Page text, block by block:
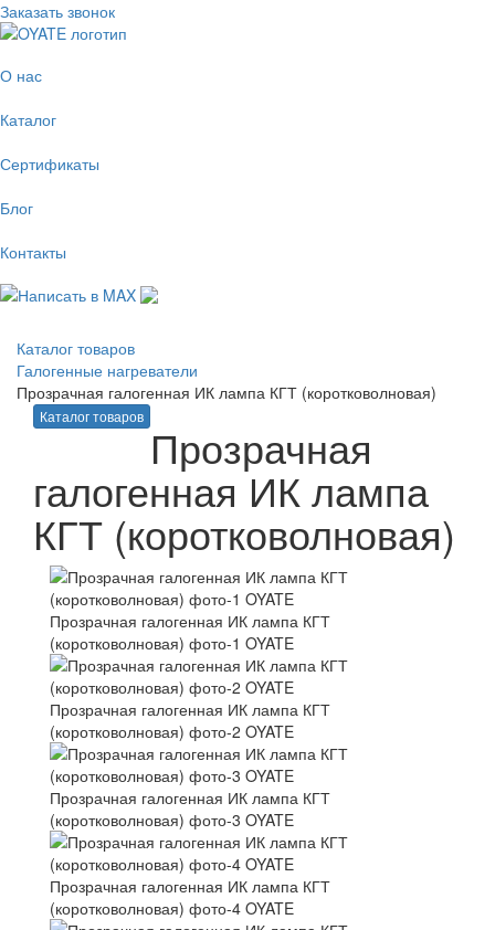
Заказать звонок
О нас
Каталог
Сертификаты
Блог
Контакты
Каталог товаров
Галогенные нагреватели
Прозрачная галогенная ИК лампа КГТ (коротковолновая)
Каталог товаров
Прозрачная
галогенная ИК лампа
КГТ (коротковолновая)
Прозрачная галогенная ИК лампа КГТ
(коротковолновая) фото-1 OYATE
Прозрачная галогенная ИК лампа КГТ
(коротковолновая) фото-2 OYATE
Прозрачная галогенная ИК лампа КГТ
(коротковолновая) фото-3 OYATE
Прозрачная галогенная ИК лампа КГТ
(коротковолновая) фото-4 OYATE